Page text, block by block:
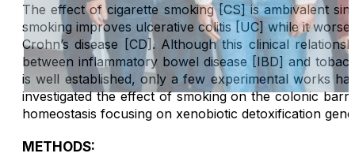
The effect of cigarette smoking [CS] is ambivalent
smoking improves ulcerative colitis [UC] while it
Crohn’s disease [CD]. Although this clinical
between inflammatory bowel disease [IBD] and
is well established, only a few experimental works
investigated the effect of smoking on the colonic
homeostasis focusing on xenobiotic detoxification
METHODS: